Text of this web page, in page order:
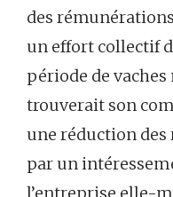
des
un effort collectif
période de
trouverait son
une réduction des
par un